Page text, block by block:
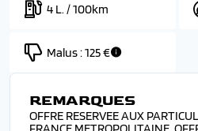
4 L. / 100km
Malus :125 €
REMARQUES
OFFRE RESERVEE AUX